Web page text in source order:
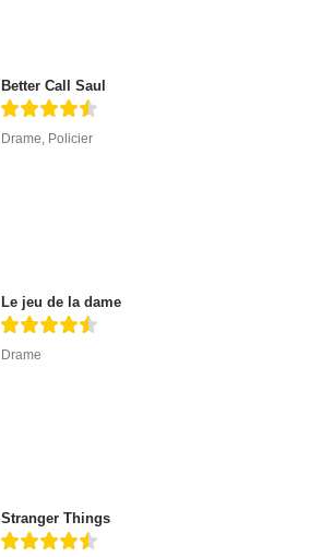
Better Call Saul
Drame Policier
Le jeu de la dame
Drame
Stranger Things